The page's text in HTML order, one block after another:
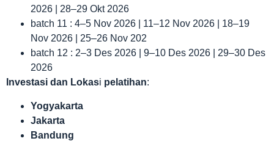
2026 | 28–29 Okt 2026
batch 11 : 4–5 Nov 2026 | 11–12 Nov 2026 | 18–19
Nov 2026 | 25–26 Nov 202
batch 12 : 2–3 Des 2026 | 9–10 Des 2026 | 29–30 Des
2026
Investasi dan Lokasi pelatihan:
Yogyakarta
Jakarta
Bandung